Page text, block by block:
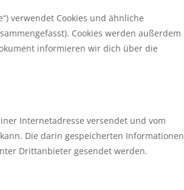
verwendet Cookies und ähnliche
Cookies werden außerdem
informieren wir dich über die
Internetadresse versendet und vom
Die darin gespeicherten Informationen
Drittanbieter gesendet werden.